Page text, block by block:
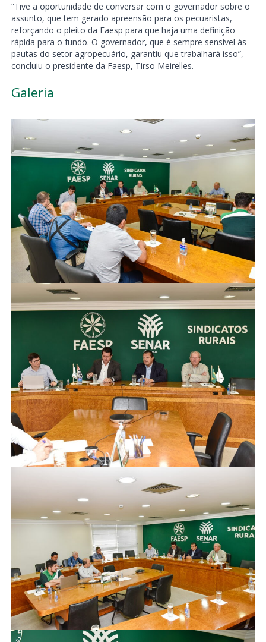
“Tive a oportunidade de conversar com o governador sobre o
assunto, que tem gerado apreensão para os pecuaristas,
reforçando o pleito da Faesp para que haja uma definição
rápida para o fundo. O governador, que é sempre sensível às
pautas do setor agropecuário, garantiu que trabalhará isso”,
concluiu o presidente da Faesp, Tirso Meirelles.
Galeria